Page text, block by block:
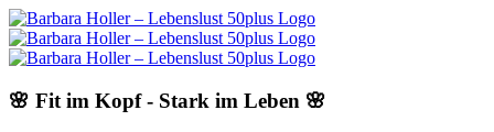
Skip
to
content
🌸 Fit im Kopf - Stark im Leben 🌸